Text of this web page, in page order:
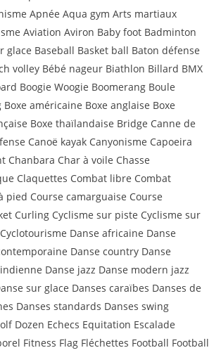
Apnée Aqua gym Arts martiaux
Aviation Aviron Baby foot Badminton
glace Baseball Basket ball Baton défense
volley Bébé nageur Biathlon Billard BMX
Boogie Woogie Boomerang Boule
américaine Boxe anglaise Boxe
Boxe thaïlandaise Bridge Canne de
Canoë kayak Canyonisme Capoeira
Chanbara Char à voile Chasse
Claquettes Combat libre Combat
pied Course camarguaise Course
Curling Cyclisme sur piste Cyclisme sur
Danse africaine Danse
Danse country Danse
Danse jazz Danse modern jazz
sur glace Danses caraïbes Danses de
Danses standards Danses swing
Dozen Echecs Equitation Escalade
Fitness Flag Fléchettes Football Football